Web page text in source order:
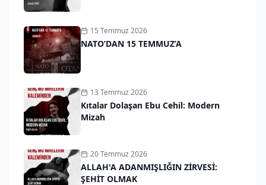
15 Temmuz 2026
NATO’DAN 15 TEMMUZ’A
13 Temmuz 2026
Kıtalar Dolaşan Ebu Cehil: Modern
Mizah
20 Temmuz 2026
ALLAH'A ADANMIŞLIĞIN ZİRVESİ:
ŞEHİT OLMAK